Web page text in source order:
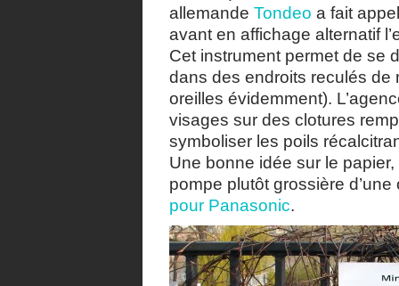
allemande Tondeo a fait
avant en affichage alternatif
Cet instrument permet de se
dans des endroits reculés de
oreilles évidemment).
visages sur des clotures
symboliser les poils
Une bonne idée sur le
pompe plutôt grossière
pour Panasonic.